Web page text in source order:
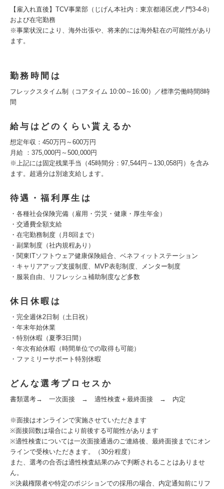
【雇入れ直後】TCV事業部（じげん本社内：東京都港区虎ノ門3-4-8）
および在宅勤務
※事業状況により、海外出張や、将来的には海外駐在の可能性があり
ます。
勤務時間は
フレックスタイム制（コアタイム 10:00～16:00）／標準労働時間8時
間
給与はどのくらい貰えるか
想定年収：450万円～600万円
月給 ：375,000円～500,000円
※上記には固定残業手当（45時間分：97,544円～130,058円）を含み
ます。超過分は別途支給します。
待遇・福利厚生は
・各種社会保険完備（雇用・労災・健康・厚生年金）
・交通費全額支給
・在宅勤務制度（月8回まで）
・副業制度（社内規程あり）
・関東ITソフトウェア健康保険組合、ベネフィットステーション
・キャリアアップ支援制度、MVP表彰制度、メンター制度
・服装自由、リフレッシュ補助制度など多数
休日休暇は
・完全週休2日制（土日祝）
・年末年始休業
・特別休暇（夏季3日間）
・年次有給休暇（時間単位での取得も可能）
・ファミリーサポート特別休暇
どんな選考プロセスか
書類選考→ 一次面接 → 適性検査＋最終面接 → 内定
※面接はオンラインで実施させていただきます
※面接回数は場合により前後する可能性があります
※適性検査については一次面接通過のご連絡後、最終面接までにオン
ラインで受検いただきます。（30分程度）
また、選考の合否は適性検査結果のみで判断されることはありませ
ん。
※決裁権限者や特定のポジションでの採用の場合、内定通知前にリフ